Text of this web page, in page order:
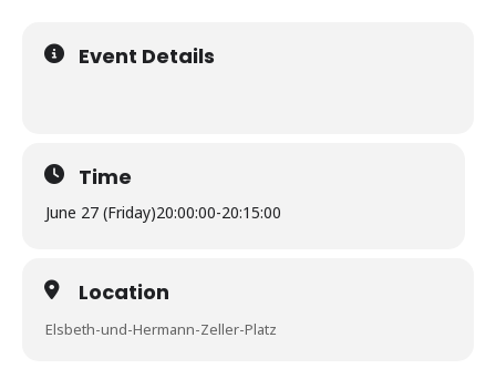
Event Details
Time
June 27 (Friday)20:00:00-20:15:00
Location
Elsbeth-und-Hermann-Zeller-Platz